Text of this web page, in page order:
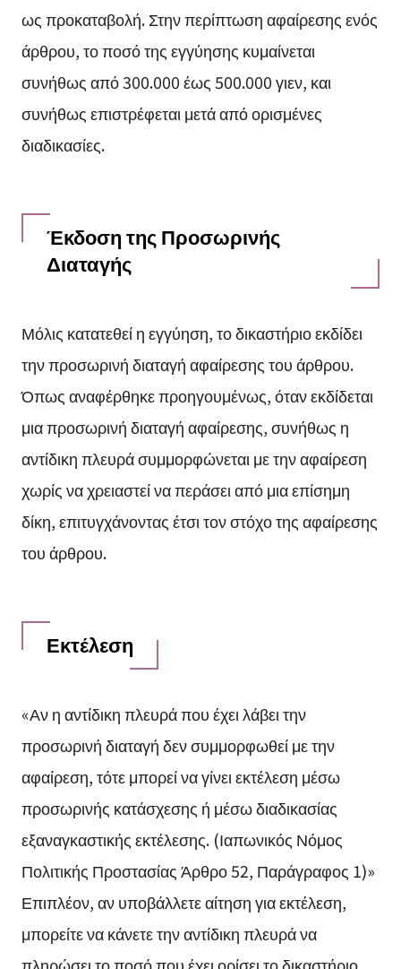
ως προκαταβολή. Στην περίπτωση αφαίρεσης ενός
άρθρου, το ποσό της εγγύησης κυμαίνεται
συνήθως από 300.000 έως 500.000 γιεν, και
συνήθως επιστρέφεται μετά από ορισμένες
διαδικασίες.
Έκδοση της Προσωρινής
Διαταγής
Μόλις κατατεθεί η εγγύηση, το δικαστήριο εκδίδει
την προσωρινή διαταγή αφαίρεσης του άρθρου.
Όπως αναφέρθηκε προηγουμένως, όταν εκδίδεται
μια προσωρινή διαταγή αφαίρεσης, συνήθως η
αντίδικη πλευρά συμμορφώνεται με την αφαίρεση
χωρίς να χρειαστεί να περάσει από μια επίσημη
δίκη, επιτυγχάνοντας έτσι τον στόχο της αφαίρεσης
του άρθρου.
Εκτέλεση
«Αν η αντίδικη πλευρά που έχει λάβει την
προσωρινή διαταγή δεν συμμορφωθεί με την
αφαίρεση, τότε μπορεί να γίνει εκτέλεση μέσω
προσωρινής κατάσχεσης ή μέσω διαδικασίας
εξαναγκαστικής εκτέλεσης. (Ιαπωνικός Νόμος
Πολιτικής Προστασίας Άρθρο 52, Παράγραφος 1)»
Επιπλέον, αν υποβάλλετε αίτηση για εκτέλεση,
μπορείτε να κάνετε την αντίδικη πλευρά να
πληρώσει το ποσό που έχει ορίσει το δικαστήριο